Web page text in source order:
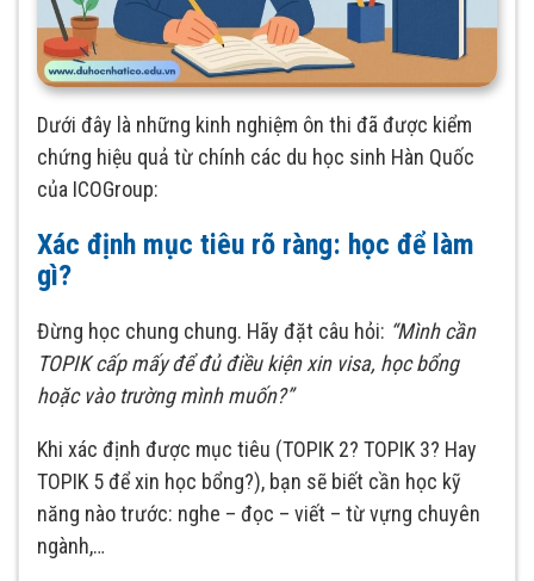
Dưới đây là những kinh nghiệm ôn thi đã được kiểm
chứng hiệu quả từ chính các du học sinh Hàn Quốc
của ICOGroup:
Xác định mục tiêu rõ ràng: học để làm
gì?
Đừng học chung chung. Hãy đặt câu hỏi: “Mình cần
TOPIK cấp mấy để đủ điều kiện xin visa, học bổng
hoặc vào trường mình muốn?”
Khi xác định được mục tiêu (TOPIK 2? TOPIK 3? Hay
TOPIK 5 để xin học bổng?), bạn sẽ biết cần học kỹ
năng nào trước: nghe – đọc – viết – từ vựng chuyên
ngành,…